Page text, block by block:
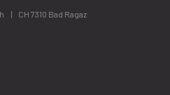
CH 7310 Bad Ragaz